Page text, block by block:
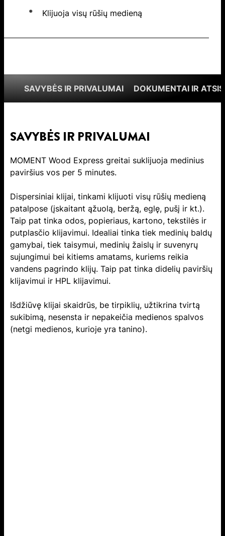
Klijuoja visų rūšių medieną
SAVYBĖS IR PRIVALUMAI DOKUMENTAI IR
SAVYBĖS IR PRIVALUMAI
MOMENT Wood Express greitai suklijuoja medinius
paviršius vos per 5 minutes.
Dispersiniai klijai, tinkami klijuoti visų rūšių medieną
patalpose (įskaitant ąžuolą, beržą, eglę, pušį ir kt.).
Taip pat tinka odos, popieriaus, kartono, tekstilės ir
putplasčio klijavimui. Idealiai tinka tiek medinių baldų
gamybai, tiek taisymui, medinių žaislų ir suvenyrų
sujungimui bei kitiems amatams, kuriems reikia
vandens pagrindo klijų. Taip pat tinka didelių paviršių
klijavimui ir HPL klijavimui.
Išdžiūvę klijai skaidrūs, be tirpiklių, užtikrina tvirtą
sukibimą, nesensta ir nepakeičia medienos spalvos
(netgi medienos, kurioje yra tanino).